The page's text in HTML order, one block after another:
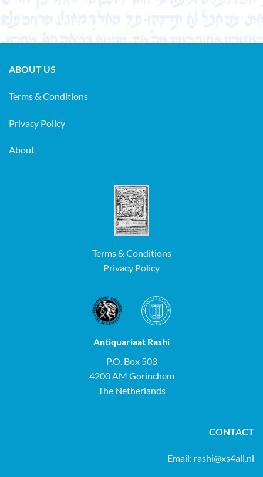
ABOUT US
Terms & Conditions
Privacy Policy
About
Terms & Conditions
Privacy Policy
Antiquariaat Rashi
P.O. Box 503
4200 AM Gorinchem
The Netherlands
CONTACT
Email: rashi@xs4all.nl